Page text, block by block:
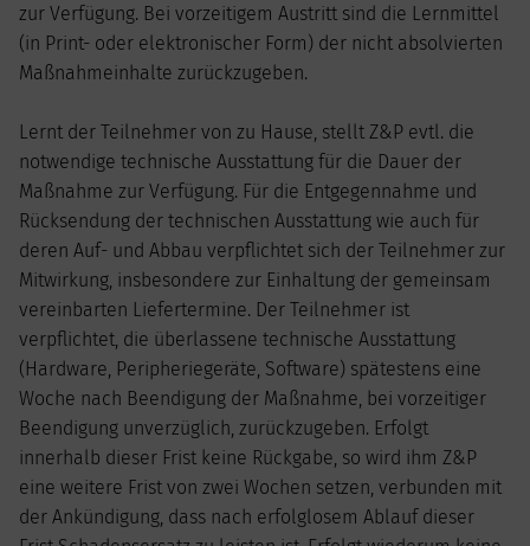
zur Verfügung. Bei vorzeitigem Austritt sind die Lernmittel
(in Print- oder elektronischer Form) der nicht absolvierten
Maßnahmeinhalte zurückzugeben.
Lernt der Teilnehmer von zu Hause, stellt Z&P evtl. die
notwendige technische Ausstattung für die Dauer der
Maßnahme zur Verfügung. Für die Entgegennahme und
Rücksendung der technischen Ausstattung wie auch für
deren Auf- und Abbau verpflichtet sich der Teilnehmer zur
Mitwirkung, insbesondere zur Einhaltung der gemeinsam
vereinbarten Liefertermine. Der Teilnehmer ist
verpflichtet, die überlassene technische Ausstattung
(Hardware, Peripheriegeräte, Software) spätestens eine
Woche nach Beendigung der Maßnahme, bei vorzeitiger
Beendigung unverzüglich, zurückzugeben. Erfolgt
innerhalb dieser Frist keine Rückgabe, so wird ihm Z&P
eine weitere Frist von zwei Wochen setzen, verbunden mit
der Ankündigung, dass nach erfolglosem Ablauf dieser